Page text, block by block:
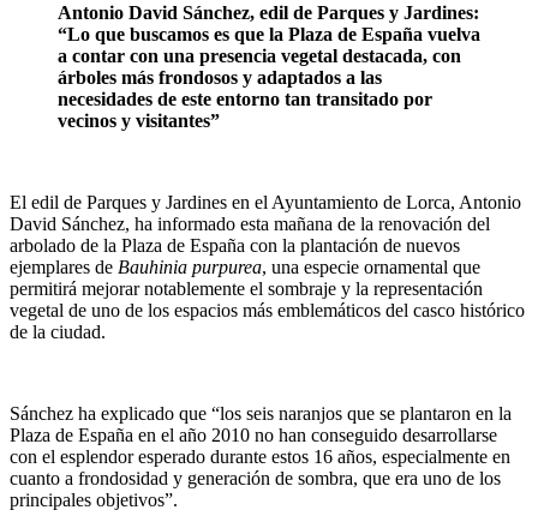
Antonio David Sánchez, edil de Parques y Jardines:
“Lo que buscamos es que la Plaza de España vuelva
a contar con una presencia vegetal destacada, con
árboles más frondosos y adaptados a las
necesidades de este entorno tan transitado por
vecinos y visitantes”
El edil de Parques y Jardines en el Ayuntamiento de Lorca, Antonio
David Sánchez, ha informado esta mañana de la renovación del
arbolado de la Plaza de España con la plantación de nuevos
ejemplares de Bauhinia purpurea, una especie ornamental que
permitirá mejorar notablemente el sombraje y la representación
vegetal de uno de los espacios más emblemáticos del casco histórico
de la ciudad.
Sánchez ha explicado que “los seis naranjos que se plantaron en la
Plaza de España en el año 2010 no han conseguido desarrollarse
con el esplendor esperado durante estos 16 años, especialmente en
cuanto a frondosidad y generación de sombra, que era uno de los
principales objetivos”.